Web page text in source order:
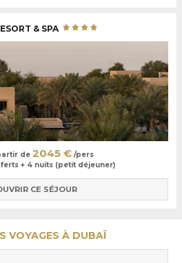
& SPA
de 2045 € /pers
+ 4 nuits (petit déjeuner)
CE SÉJOUR
VOYAGES À DUBAÏ